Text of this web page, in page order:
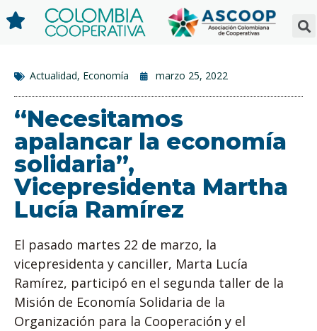
Actualidad, Economía marzo 25, 2022
“Necesitamos
apalancar la economía
solidaria”,
Vicepresidenta Martha
Lucía Ramírez
El pasado martes 22 de marzo, la
vicepresidenta y canciller, Marta Lucía
Ramírez, participó en el segunda taller de la
Misión de Economía Solidaria de la
Organización para la Cooperación y el